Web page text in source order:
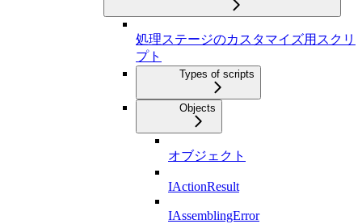
処理ステージのカスタマイズ用スクリ
プト
Types of scripts
Objects
オブジェクト
IActionResult
IAssemblingError